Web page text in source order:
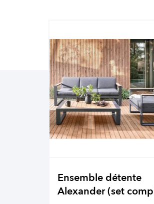
Ensemble détente
Alexander (set